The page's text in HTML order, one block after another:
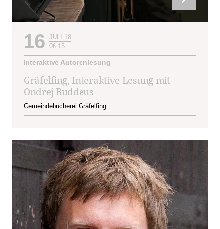
16 JULI 18
06:15
Interaktive Autorenlesung
Gräfelfing, Interaktive Lesung mit
Ondrej Buddeus
Gemeindebücherei Gräfelfing